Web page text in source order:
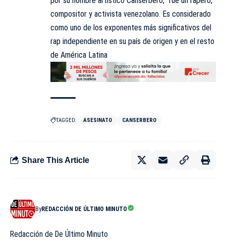
compositor y activista venezolano.​ Es considerado
como uno de los exponentes más significativos del
rap independiente en su país de origen​ y en el resto
de América Latina
TAGGED: ASESINATO CANSERBERO
Share This Article
ByREDACCIÓN DE ÚLTIMO MINUTO
Redacción de De Último Minuto